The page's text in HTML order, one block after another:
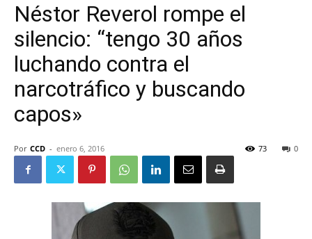
Néstor Reverol rompe el
silencio: “tengo 30 años
luchando contra el
narcotráfico y buscando
capos»
Por CCD - enero 6, 2016 0
73